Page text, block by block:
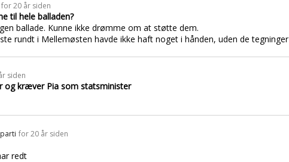
for 20 år siden
til hele balladen?
ballade. Kunne ikke drømme om at støtte dem.
rundt i Mellemøsten havde ikke haft noget i hånden, uden de tegninger
siden
og kræver Pia som statsminister
for 20 år siden
redt